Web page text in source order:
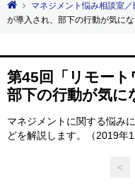
マネジメント悩み相談室
が導入され、部下の行動が気にな
第45回「リモート
部下の行動が気に
マネジメントに関する悩み
どを解説します。（2019年
<